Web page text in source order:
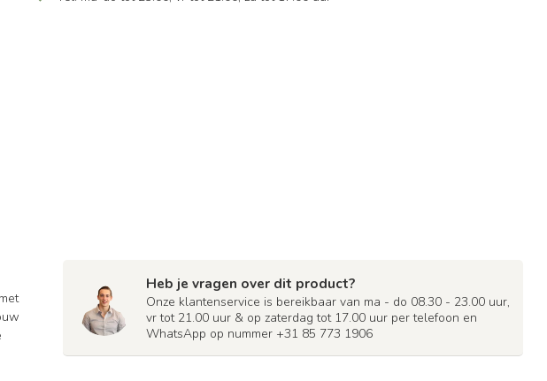
Heb je vragen over dit product?
Onze klantenservice is bereikbaar van ma - do 08.30 - 23.00 uur,
vr tot 21.00 uur & op zaterdag tot 17.00 uur per telefoon en
WhatsApp op nummer +31 85 773 1906